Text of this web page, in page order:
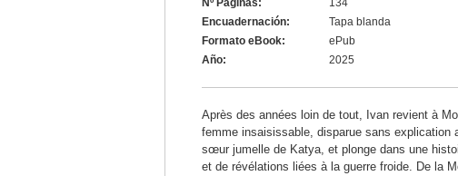
Nº Páginas:
134
Encuadernación:
Tapa blanda
Formato eBook:
ePub
Año:
2025
Après des années loin de tout, Ivan revient à
femme insaisissable, disparue sans explication
sœur jumelle de Katya, et plonge dans une
et de révélations liées à la guerre froide. De la